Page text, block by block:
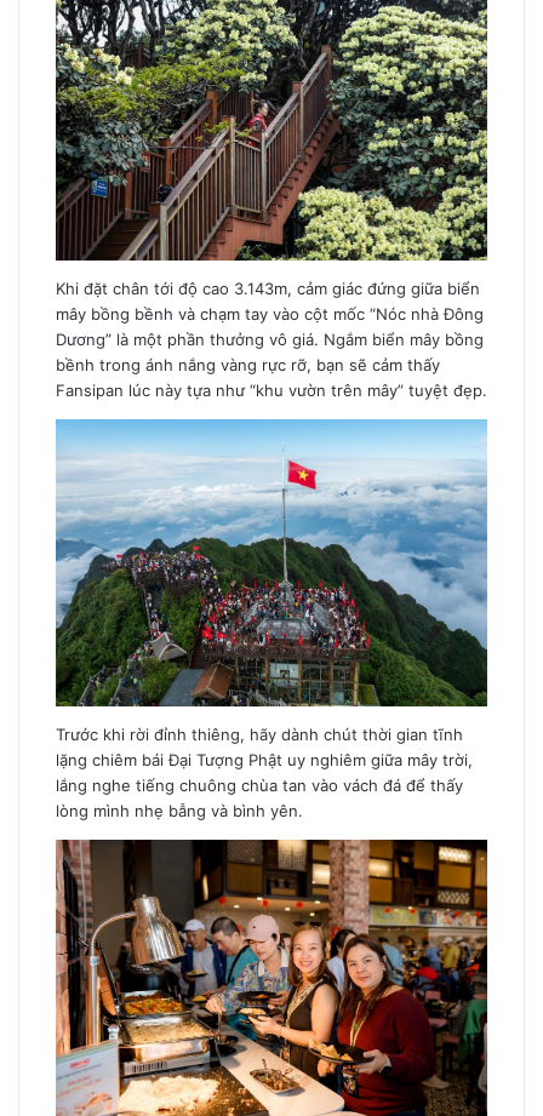
Khi đặt chân tới độ cao 3.143m, cảm giác đứng giữa biển
mây bồng bềnh và chạm tay vào cột mốc “Nóc nhà Đông
Dương” là một phần thưởng vô giá. Ngắm biển mây bồng
bềnh trong ánh nắng vàng rực rỡ, bạn sẽ cảm thấy
Fansipan lúc này tựa như “khu vườn trên mây” tuyệt đẹp.
Trước khi rời đỉnh thiêng, hãy dành chút thời gian tĩnh
lặng chiêm bái Đại Tượng Phật uy nghiêm giữa mây trời,
lắng nghe tiếng chuông chùa tan vào vách đá để thấy
lòng mình nhẹ bẫng và bình yên.